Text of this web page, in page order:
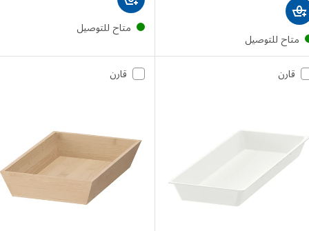
للتوصيل
متاح للتوصيل
قارن قارن